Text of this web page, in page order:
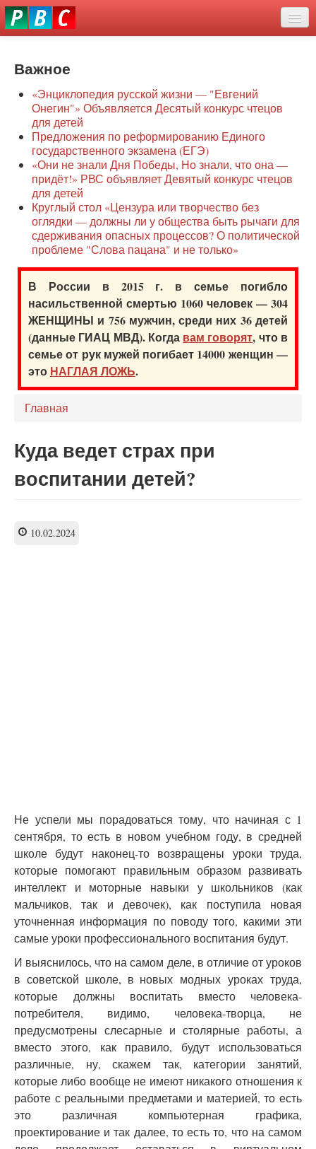
Перейти
к
О нас
Защита семей
Образование
Наше сопротивление
Регионы
Видео
Важное
«Энциклопедия русской жизни — "Евгений
Онегин"» Объявляется Десятый конкурс чтецов
для детей
Предложения по реформированию Единого
государственного экзамена (ЕГЭ)
«Они не знали Дня Победы, Но знали, что она —
придёт!» РВС объявляет Девятый конкурс чтецов
для детей
Круглый стол «Цензура или творчество без
оглядки — должны ли у общества быть рычаги для
сдерживания опасных процессов? О политической
проблеме "Слова пацана" и не только»
В России в 2015 г. в семье погибло
насильственной смертью 1060 человек — 304
ЖЕНЩИНЫ и 756 мужчин, среди них 36 детей
(данные ГИАЦ МВД). Когда вам говорят, что в
семье от рук мужей погибает 14000 женщин —
это НАГЛАЯ ЛОЖЬ.
Главная
Куда ведет страх при
воспитании детей?
10.02.2024
Не успели мы порадоваться тому, что начиная с 1
сентября, то есть в новом учебном году, в средней
школе будут наконец-то возвращены уроки труда,
которые помогают правильным образом развивать
интеллект и моторные навыки у школьников (как
мальчиков, так и девочек), как поступила новая
уточненная информация по поводу того, какими эти
самые уроки профессионального воспитания будут.
И выяснилось, что на самом деле, в отличие от уроков
в советской школе, в новых модных уроках труда,
которые должны воспитать вместо человека-
потребителя, видимо, человека-творца, не
предусмотрены слесарные и столярные работы, а
вместо этого, как правило, будут использоваться
различные, ну, скажем так, категории занятий,
которые либо вообще не имеют никакого отношения к
работе с реальными предметами и материей, то есть
это различная компьютерная графика,
проектирование и так далее, то есть то, что на самом